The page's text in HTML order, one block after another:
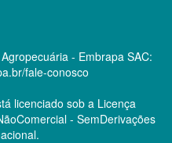
- Embrapa SAC:
fale-conosco
licenciado sob a Licença
- SemDerivações